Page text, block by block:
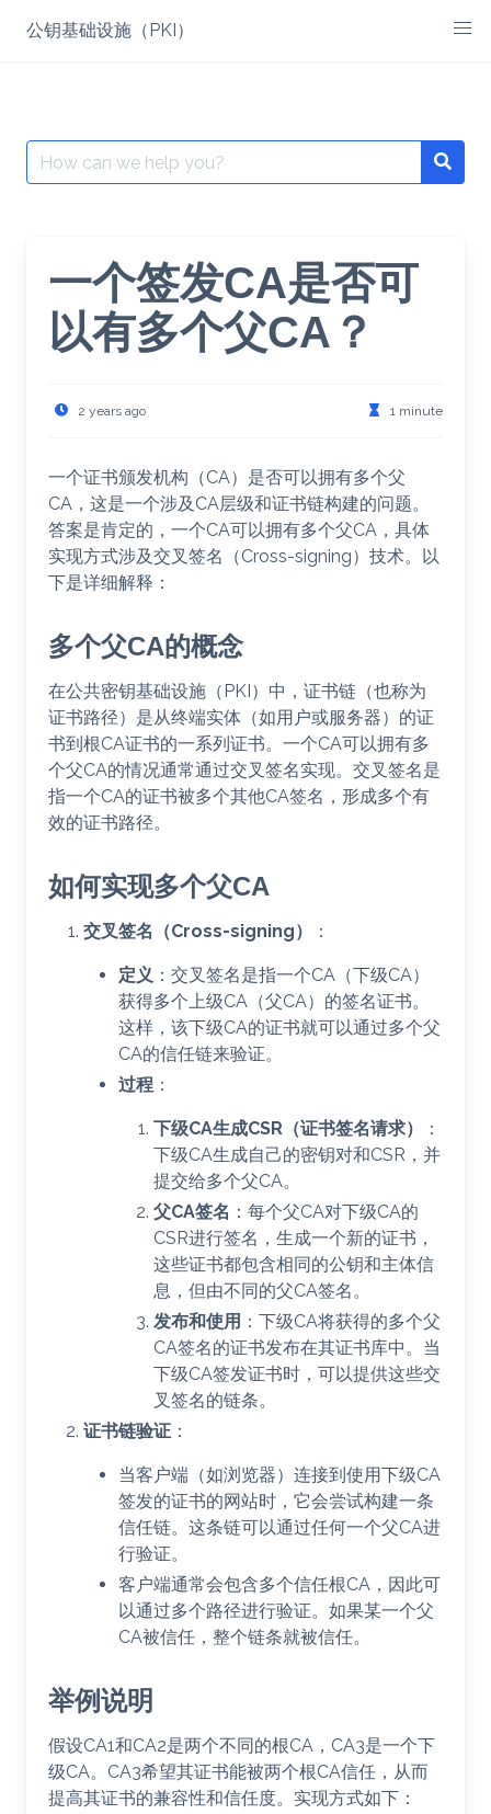
公钥基础设施（PKI）
Search
for:
一个签发CA是否可
以有多个父CA？
2 years ago 1 minute
一个证书颁发机构（CA）是否可以拥有多个父
CA，这是一个涉及CA层级和证书链构建的问题。
答案是肯定的，一个CA可以拥有多个父CA，具体
实现方式涉及交叉签名（Cross-signing）技术。以
下是详细解释：
多个父CA的概念
在公共密钥基础设施（PKI）中，证书链（也称为
证书路径）是从终端实体（如用户或服务器）的证
书到根CA证书的一系列证书。一个CA可以拥有多
个父CA的情况通常通过交叉签名实现。交叉签名是
指一个CA的证书被多个其他CA签名，形成多个有
效的证书路径。
如何实现多个父CA
交叉签名（Cross-signing） ：
定义 ：交叉签名是指一个CA（下级CA）
获得多个上级CA（父CA）的签名证书。
这样，该下级CA的证书就可以通过多个父
CA的信任链来验证。
过程 ：
下级CA生成CSR（证书签名请求）
：
下级CA生成自己的密钥对和CSR，并
提交给多个父CA。
父CA签名 ：每个父CA对下级CA的
CSR进行签名，生成一个新的证书，
这些证书都包含相同的公钥和主体信
息，但由不同的父CA签名。
发布和使用 ：下级CA将获得的多个父
CA签名的证书发布在其证书库中。当
下级CA签发证书时，可以提供这些交
叉签名的链条。
证书链验证 ：
当客户端（如浏览器）连接到使用下级CA
签发的证书的网站时，它会尝试构建一条
信任链。这条链可以通过任何一个父CA进
行验证。
客户端通常会包含多个信任根CA，因此可
以通过多个路径进行验证。如果某一个父
CA被信任，整个链条就被信任。
举例说明
假设CA1和CA2是两个不同的根CA，CA3是一个下
级CA。CA3希望其证书能被两个根CA信任，从而
提高其证书的兼容性和信任度。实现方式如下：